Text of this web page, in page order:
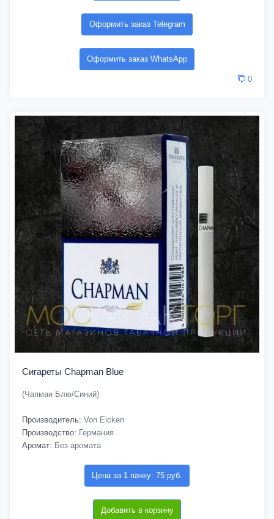
Оформить заказ Telegram
Оформить заказ WhatsApp
0
Сигареты Chapman Blue
(Чапман Блю/Синий)
Производитель: Von Eicken
Производство: Германия
Аромат: Без аромата
Цена за 1 пачку: 75 руб.
Добавить в корзину